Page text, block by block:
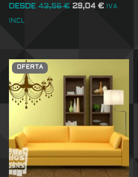
DESDE 43,56€ 29,04 € IVA
INCL
OFERTA